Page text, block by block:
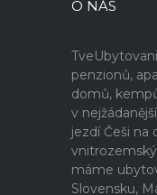
O NÁS
penzionů,
domů,
v
jezdí Češi na
máme
Slovensku,